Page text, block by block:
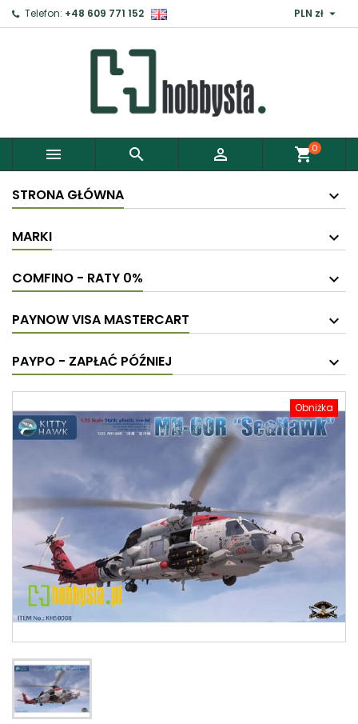
Telefon: +48 609 771 152 PLN zł 
   shopping_cart0
STRONA GŁÓWNA
MARKI
COMFINO - RATY 0%
PAYNOW VISA MASTERCART
PAYPO - ZAPŁAĆ PÓŹNIEJ
Obniżka